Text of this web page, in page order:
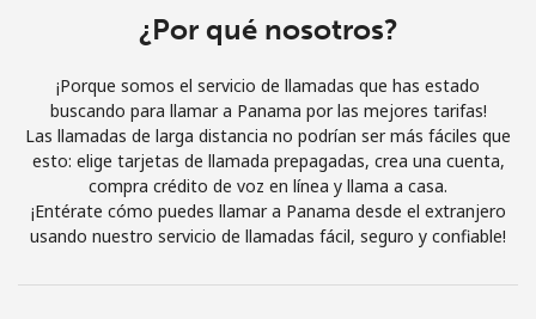
Iniciar Sesión
o
Continuar con
¿Por qué nosotros?
¡Porque somos el servicio de llamadas que has estado
buscando para llamar a Panama por las mejores tarifas!
Las llamadas de larga distancia no podrían ser más fáciles que
esto: elige tarjetas de llamada prepagadas, crea una cuenta,
compra crédito de voz en línea y llama a casa.
¡Entérate cómo puedes llamar a Panama desde el extranjero
usando nuestro servicio de llamadas fácil, seguro y confiable!